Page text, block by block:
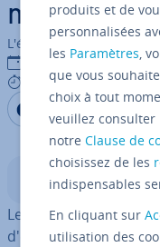
multicast
L'équipe édi­to­riale IONOS
29/05/2019
5 mins
Partager sur
Partager
Sommaire
Les con­nexions
d'envoyer un même
produits et de
personnalisées
les Paramètres,
que vous
choix à tout
veuillez consulter
notreClause de
choisissez de les
indispensables
En cliquant sur
utilisation des